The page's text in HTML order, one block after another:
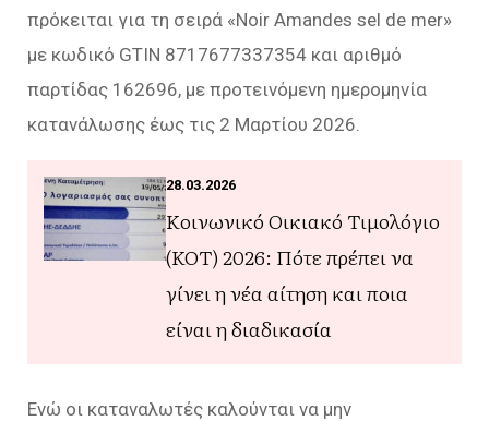
πρόκειται για τη σειρά «Noir Amandes sel de mer»
με κωδικό GTIN 8717677337354 και αριθμό
παρτίδας 162696, με προτεινόμενη ημερομηνία
κατανάλωσης έως τις 2 Μαρτίου 2026.
28.03.2026
Κοινωνικό Οικιακό Τιμολόγιο
(ΚΟΤ) 2026: Πότε πρέπει να
γίνει η νέα αίτηση και ποια
είναι η διαδικασία
Ενώ οι καταναλωτές καλούνται να μην